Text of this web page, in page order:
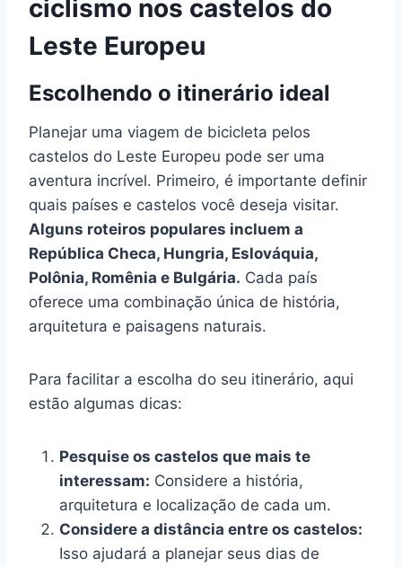
ciclismo nos castelos do
Leste Europeu
Escolhendo o itinerário ideal
Planejar uma viagem de bicicleta pelos
castelos do Leste Europeu pode ser uma
aventura incrível. Primeiro, é importante definir
quais países e castelos você deseja visitar.
Alguns roteiros populares incluem a
República Checa, Hungria, Eslováquia,
Polônia, Romênia e Bulgária. Cada país
oferece uma combinação única de história,
arquitetura e paisagens naturais.
Para facilitar a escolha do seu itinerário, aqui
estão algumas dicas:
Pesquise os castelos que mais te
interessam: Considere a história,
arquitetura e localização de cada um.
Considere a distância entre os castelos:
Isso ajudará a planejar seus dias de